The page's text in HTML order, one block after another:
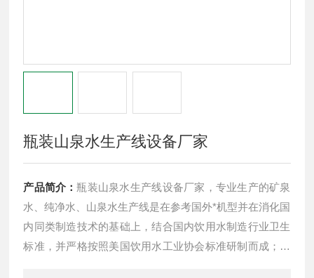
瓶装山泉水生产线设备厂家
产品简介：瓶装山泉水生产线设备厂家，专业生产的矿泉
水、纯净水、山泉水生产线是在参考国外*机型并在消化国
内同类制造技术的基础上，结合国内饮用水制造行业卫生
标准，并严格按照美国饮用水工业协会标准研制而成；本